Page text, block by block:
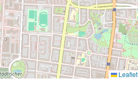
Leaflet